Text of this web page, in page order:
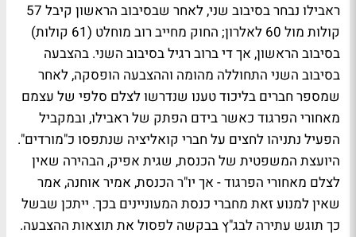
ראבילו נבחר בסיבוב שני, לאחר שבסיבוב הראשון קיבל 57
קולות מול 60 לאלרון; החוק מחייב רוב מוחלט (61 קולות)
בסיבוב הראשון, אך די ברוב רגיל בסיבוב השני. בהצבעה
בסיבוב השני התחוללה מהומה וההצבעה הופסקה, לאחר
שמספר חברים בליכוד טענו שנדרשו לצלם סלפי של עצמם
מאחורי הפרגוד כאשר בידם הפתק של ראבילו, ובמקביל
הפעיל נתניהו לחצים על חברי קואליציה שנתפסו כ"מורדים".
היועצת המשפטית של הכנסת, שגית אפיק, הבהירה שאין
לצלם מאחורי הפרגוד - אך יו"ר הכנסת, אמיר אוחנה, אמר
שאין למנוע זאת מחברי כנסת המעוניינים בכך. ייתכן שבשל
כך תוגש עתירה לבג"ץ בבקשה לפסול את תוצאות ההצבעה.